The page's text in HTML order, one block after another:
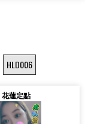
HLD006
花蓮定點